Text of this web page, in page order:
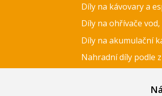
Díly na kávovary a
Díly na ohřívače
Díly na akumulační
Nahradní díly podle